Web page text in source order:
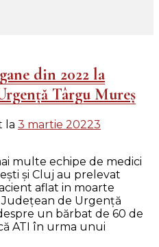
din 2022 la
Târgu Mureș
la 3 martie 20223
multe echipe de medici
şi Cluj au prelevat
aflat in moarte
de Urgenţă
un bărbat de 60 de
ATI în urma unui